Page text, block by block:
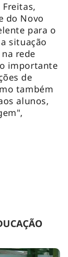
do Novo
para o
situação
rede
importante
de
também
alunos,